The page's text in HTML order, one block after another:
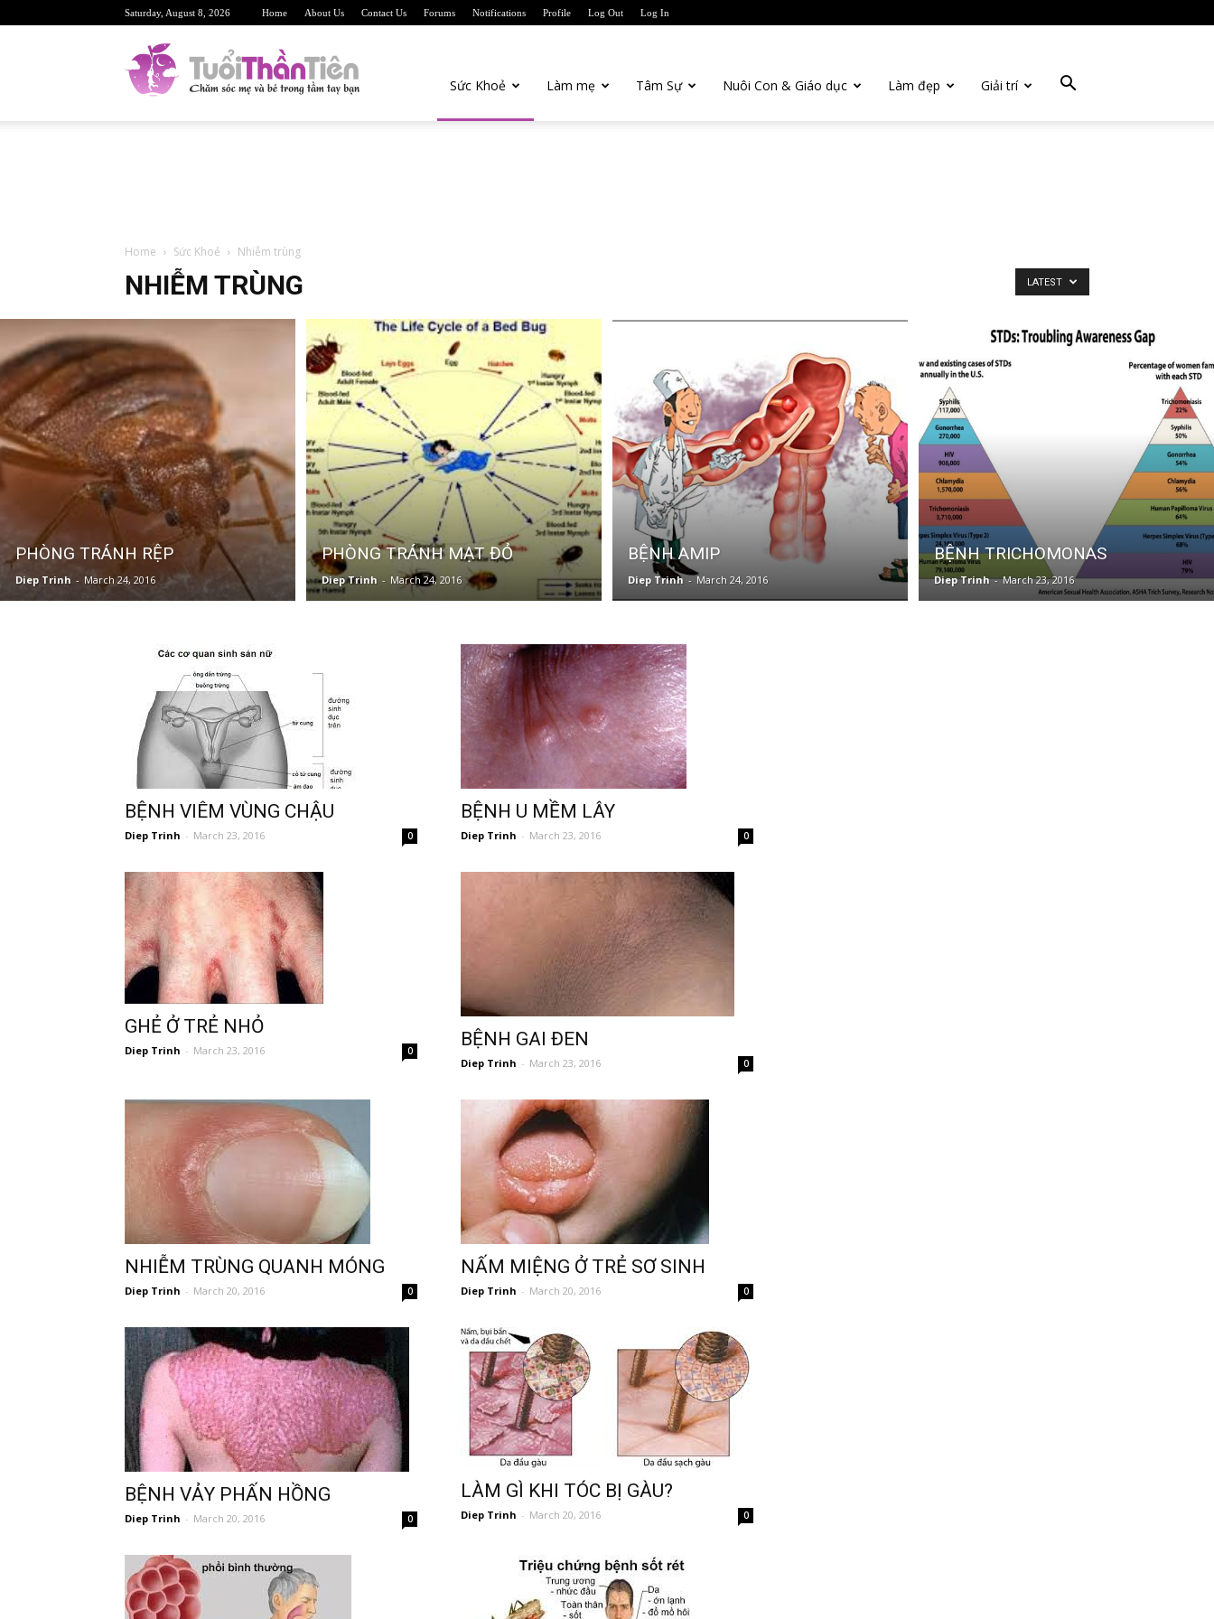
Saturday, August 8, 2026 Home About Us Contact Us Forums Notifications Profile Log Out Log In
khỏe
cho
Sức Khoẻ Làm mẹ Tâm Sự Nuôi Con & Giáo dục Làm đẹp Giải trí
Home Sức Khoẻ Nhiễm trùng
NHIỄM TRÙNG LATEST
PHÒNG TRÁNH RỆP
Diep Trinh - March 24, 2016
PHÒNG TRÁNH MẠT ĐỎ
Diep Trinh - March 24, 2016
BỆNH AMIP
Diep Trinh - March 24, 2016
BỆNH TRICHOMONAS
Diep Trinh - March 23, 2016
BỆNH VIÊM VÙNG CHẬU
Diep Trinh - March 23, 2016 0
BỆNH U MỀM LÂY
Diep Trinh - March 23, 2016 0
GHẺ Ở TRẺ NHỎ
Diep Trinh - March 23, 2016 0
BỆNH GAI ĐEN
Diep Trinh - March 23, 2016 0
NHIỄM TRÙNG QUANH MÓNG
Diep Trinh - March 20, 2016 0
NẤM MIỆNG Ở TRẺ SƠ SINH
Diep Trinh - March 20, 2016 0
BỆNH VẢY PHẤN HỒNG
Diep Trinh - March 20, 2016 0
LÀM GÌ KHI TÓC BỊ GÀU?
Diep Trinh - March 20, 2016 0